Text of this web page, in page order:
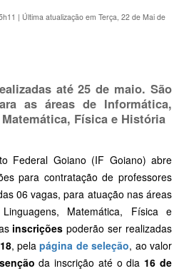
| Última atualização em Terça, 22 de Mai de
até 25 de maio. São
as áreas de Informática,
Física e História
Federal Goiano (IF Goiano) abre
para contratação de professores
06 vagas, para atuação nas áreas
Matemática, Física e
inscrições poderão ser realizadas
, pelapágina de seleção, ao valor
da inscrição até o dia 16 de